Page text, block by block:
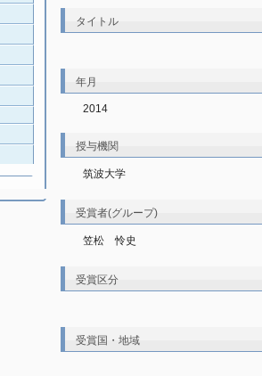
タイトル
年月
2014
授与機関
筑波大学
受賞者(グループ)
笠松　怜史
受賞区分
受賞国・地域